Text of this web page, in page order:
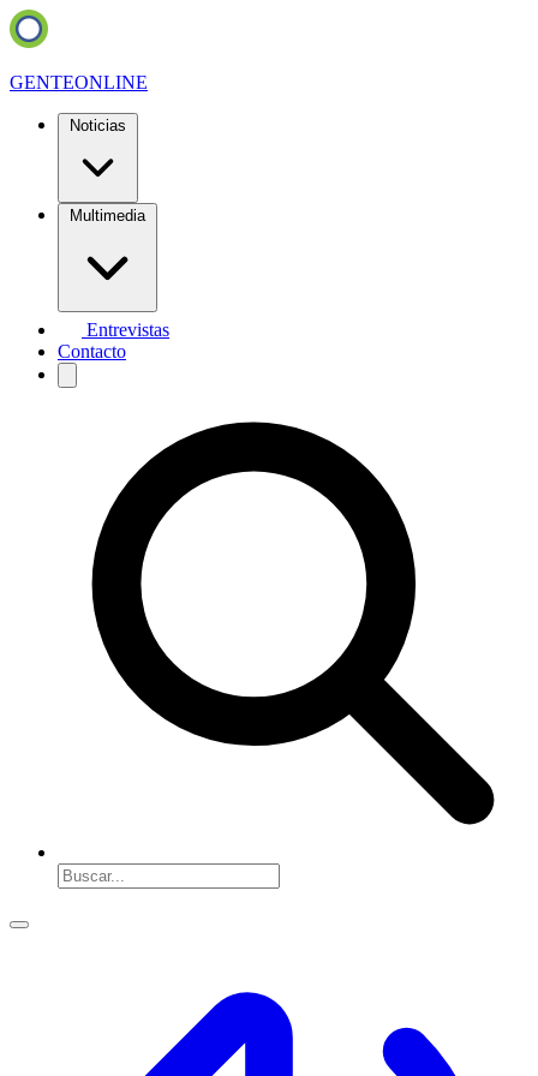
GENTEONLINE
Noticias
Multimedia
Entrevistas
Contacto